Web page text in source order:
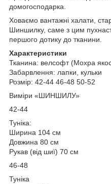
домогосподарка.
Ховаємо вантажні халати,
Шиншилку, саме з цим
першого дотику до тканини.
Характеристики
Тканина: велсофт (Мохра
Забарвлення: лапки, кульки
Розмір: 42-44 46-48 50-52
Виміри «ШИНШИЛУ»
42-44
Туніка:
Ширина 104 см
Довжина 80 см
Рукав (від шиї) 70 см
46-48
Туніка